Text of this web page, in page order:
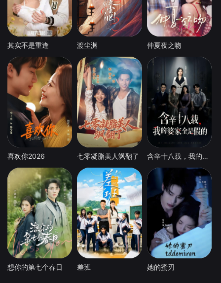
其实不是重逢 渡尘渊 仲夏夜之吻
喜欢你2026 七零凝脂美人飒翻了 含辛十八载，我的婆家全是假的
想你的第七个春日 差班 她的蜜刃